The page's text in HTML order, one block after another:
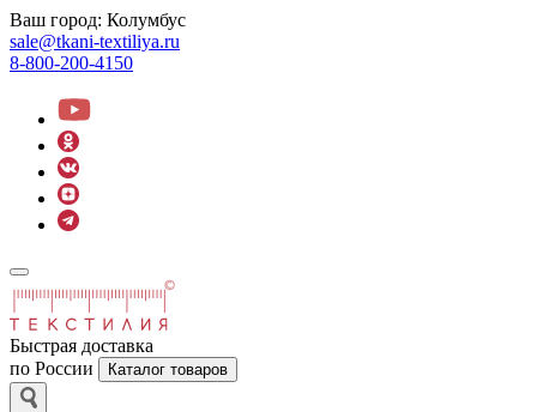
Ваш город: Колумбус
sale@tkani-textiliya.ru
8-800-200-4150
Быстрая доставка
по России
Каталог товаров